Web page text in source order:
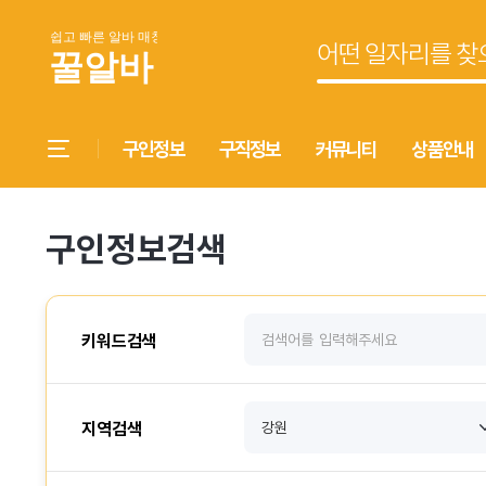
구인정보 구직정보 커뮤니티 상품안내
구인정보검색
키워드검색
지역검색